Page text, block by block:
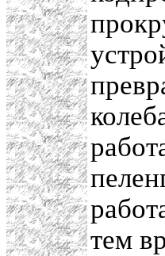
тем